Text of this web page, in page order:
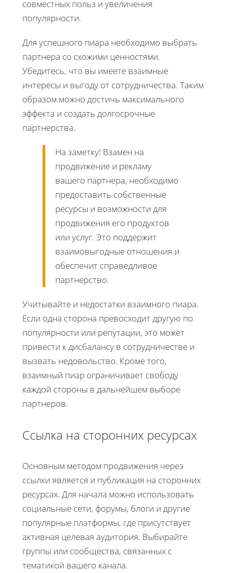
совместных польз и увеличения
популярности.
Для успешного пиара необходимо выбрать
партнера со схожими ценностями.
Убедитесь, что вы имеете взаимные
интересы и выгоду от сотрудничества. Таким
образом можно достичь максимального
эффекта и создать долгосрочные
партнерства.
На заметку! Взамен на
продвижение и рекламу
вашего партнера, необходимо
предоставить собственные
ресурсы и возможности для
продвижения его продуктов
или услуг. Это поддержит
взаимовыгодные отношения и
обеспечит справедливое
партнерство.
Учитывайте и недостатки взаимного пиара.
Если одна сторона превосходит другую по
популярности или репутации, это может
привести к дисбалансу в сотрудничестве и
вызвать недовольство. Кроме того,
взаимный пиар ограничивает свободу
каждой стороны в дальнейшем выборе
партнеров.
Ссылка на сторонних ресурсах
Основным методом продвижения через
ссылки является и публикация на сторонних
ресурсах. Для начала можно использовать
социальные сети, форумы, блоги и другие
популярные платформы, где присутствует
активная целевая аудитория. Выбирайте
группы или сообщества, связанных с
тематикой вашего канала.